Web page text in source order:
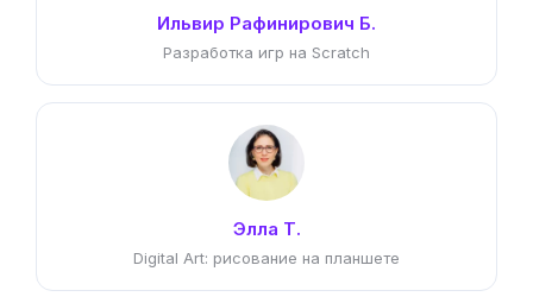
Ильвир Рафинирович Б.
Разработка игр на Scratch
Элла Т.
Digital Art: рисование на планшете